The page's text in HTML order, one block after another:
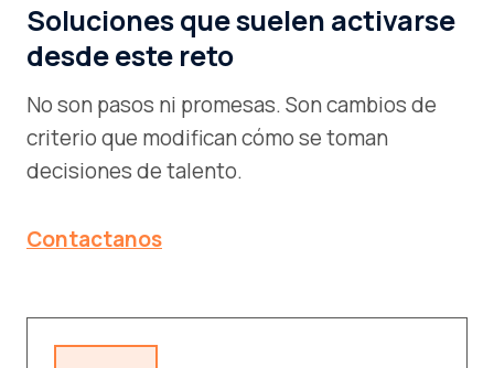
Soluciones que suelen activarse
desde este reto
No son pasos ni promesas. Son cambios de
criterio que modifican cómo se toman
decisiones de talento.
Contactanos